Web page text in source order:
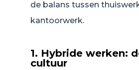
de balans tussen
kantoorwerk.
1. Hybride werken:
cultuur